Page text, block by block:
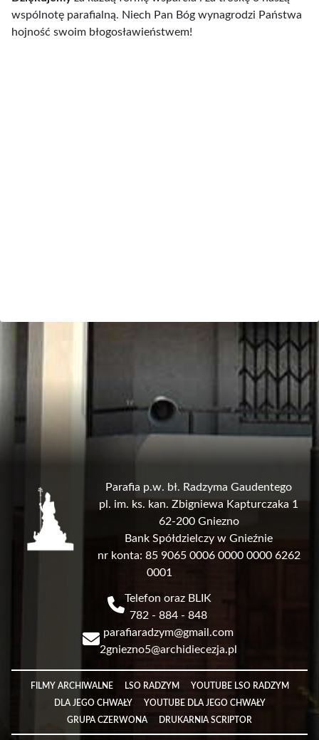
wspólnotę parafialną. Niech Pan Bóg wynagrodzi Państwa
hojność swoim błogosławieństwem!
Parafia p.w. bł. Radzyma Gaudentego
pl. im. ks. kan. Zbigniewa Kapturczaka 1
62-200 Gniezno
Bank Spółdzielczy w Gnieźnie
nr konta: 85 9065 0006 0000 0000 6262
0001
Telefon oraz BLIK
782 - 884 - 848
parafiaradzym@gmail.com
2gniezno5@archidiecezja.pl
LinkFILMY ARCHIWALNE LSO RADZYM
YOUTUBE LSO RADZYM
DLA JEGO CHWAŁY
YOUTUBE DLA JEGO CHWAŁY
GRUPA CZERWONA
DRUKARNIA SCRIPTOR